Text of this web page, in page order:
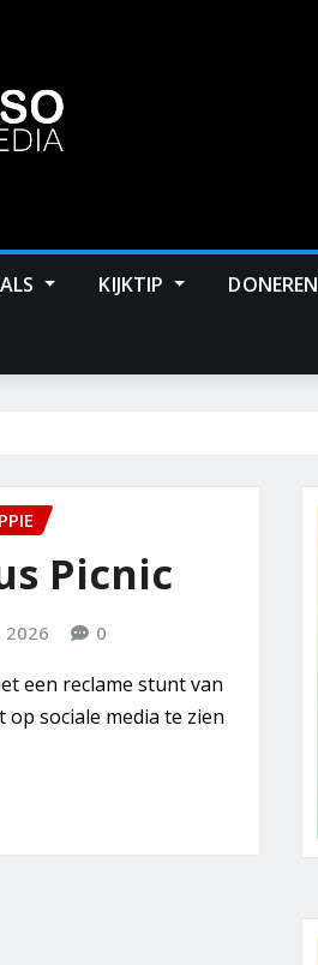
KIJKTIP DONEREN
Picnic
2026 0
een reclame stunt van
op sociale media te zien